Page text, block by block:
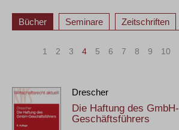
Bücher Seminare Zeitschriften
1 2 3 4 5 6 7 8 9 10
Drescher
Die Haftung des GmbH-
Geschäftsführers